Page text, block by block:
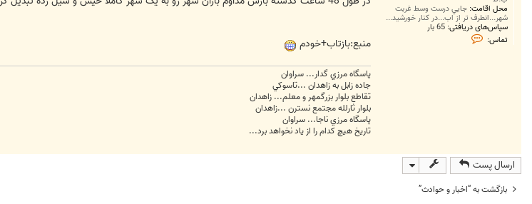
محل اقامت: جايي درست وسط غربت
شهر...انطرف تر از اب...در کنار خورشيد...
سپاس‌های دریافتی: 65 بار
تماس:
ت
منبع:بازتاب+خودم
پاسگاه مرزي گدار... سراوان
جاده زابل به زاهدان ...تاسوکي
تقاطع بلوار بزرگمهر و معلم... زاهدان
بلوار ثارلله مجتمع نسترن ...زاهدان
پاسگاه مرزي ناجا... سراوان
تاريخ هيچ کدام را از ياد نخواهد برد...
ارسال پست
بازگشت به “اخبار و حوادث”